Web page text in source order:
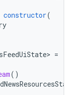
constructor(
=
()